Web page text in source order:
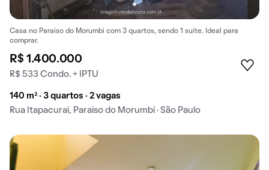
Casa no Paraíso do Morumbi com 3 quartos, sendo 1 suíte. Ideal para
comprar.
R$ 1.400.000
R$ 533 Condo. + IPTU
140 m² · 3 quartos · 2 vagas
Rua Itapacurai, Paraíso do Morumbi · São Paulo